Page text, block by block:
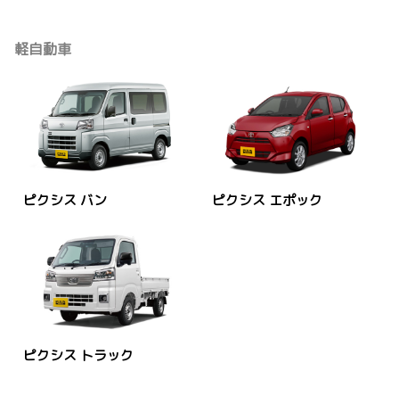
軽自動車
ピクシス バン ピクシス エポック
ピクシス トラック